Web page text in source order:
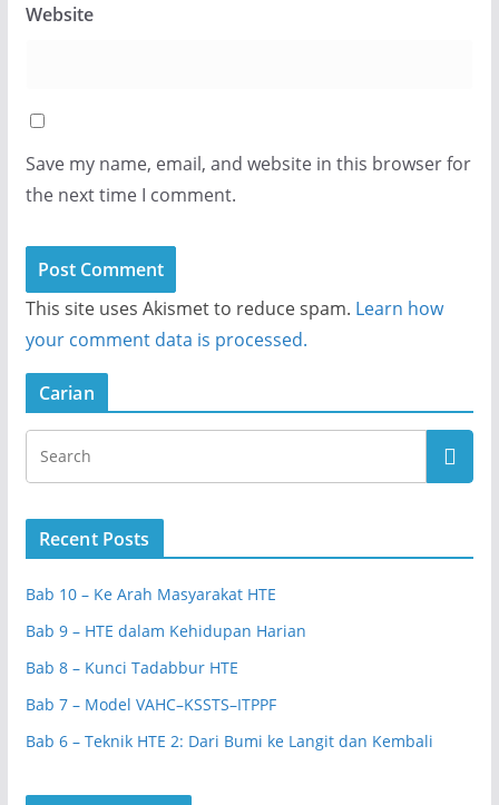
Website
Save my name, email, and website in this browser for
the next time I comment.
This site uses Akismet to reduce spam. Learn how
your comment data is processed.
Carian
Recent Posts
Bab 10 – Ke Arah Masyarakat HTE
Bab 9 – HTE dalam Kehidupan Harian
Bab 8 – Kunci Tadabbur HTE
Bab 7 – Model VAHC–KSSTS–ITPPF
Bab 6 – Teknik HTE 2: Dari Bumi ke Langit dan Kembali